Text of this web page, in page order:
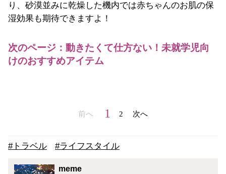
り、砂漠並みに乾燥した機内では赤ちゃんのお肌の保
湿効果も期待できますよ！
次のページ：動きたくて仕方ない！未就学児向
けのおすすめアイテム
前へ 1 2 次へ
#トラベル #ライフスタイル
meme